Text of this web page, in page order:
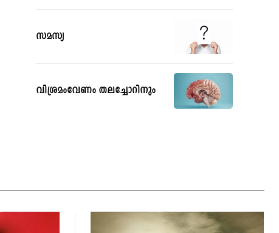
സമസ്യ
വിശ്രമംവേണം തലച്ചോറിനും